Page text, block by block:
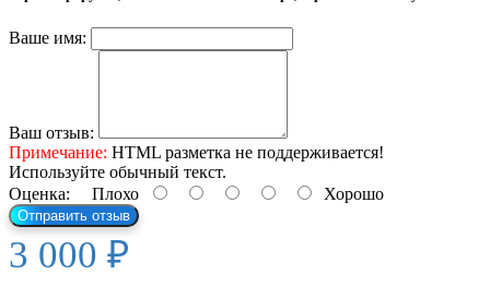
Ваше имя:
Ваш отзыв:
Примечание: HTML разметка не поддерживается!
Используйте обычный текст.
Оценка: Плохо Хорошо
Отправить отзыв
3 000 ₽